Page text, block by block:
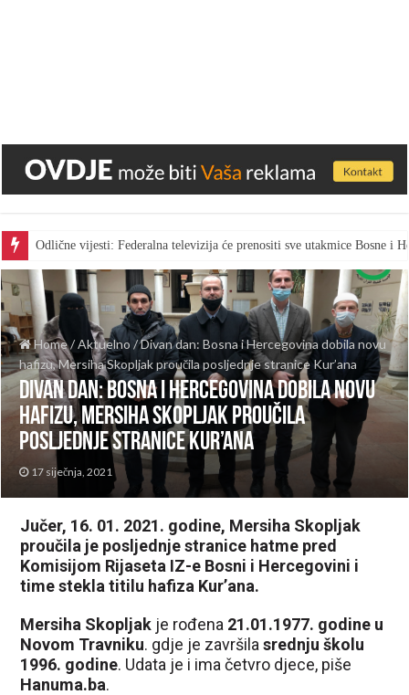
Odlične vijesti: Federalna televizija će prenositi sve utakmice Bosne i
Home/Aktuelno /Divan dan: Bosna i Hercegovina dobila novu
hafizu, Mersiha Skopljak proučila posljednje stranice Kur’ana
Divan dan: Bosna i Hercegovina dobila novu
hafizu, Mersiha Skopljak proučila
posljednje stranice Kur’ana
17 siječnja, 2021
Jučer, 16. 01. 2021. godine, Mersiha Skopljak
proučila je posljednje stranice hatme pred
Komisijom Rijaseta IZ-e Bosni i Hercegovini i
time stekla titilu hafiza Kur’ana.
Mersiha Skopljak je rođena 21.01.1977. godine u
Novom Travniku. gdje je završila srednju školu
1996. godine. Udata je i ima četvro djece, piše
Hanuma.ba.